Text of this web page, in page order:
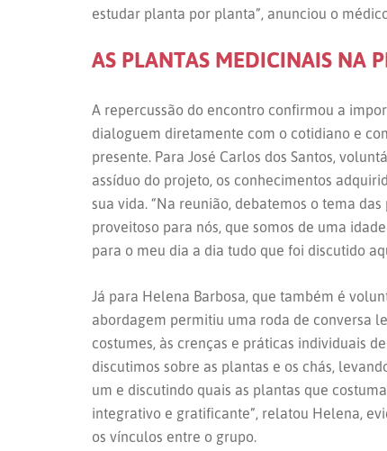
estudar planta por planta”, anunciou o
AS PLANTAS MEDICINAIS NA
A repercussão do encontro confirmou a
dialoguem diretamente com o cotidiano e
presente. Para José Carlos dos Santos,
assíduo do projeto, os conhecimentos
sua vida. “Na reunião, debatemos o tema
proveitoso para nós, que somos de uma
para o meu dia a dia tudo que foi discutido
Já para Helena Barbosa, que também é
abordagem permitiu uma roda de conversa
costumes, às crenças e práticas individuais
discutimos sobre as plantas e os chás,
um e discutindo quais as plantas que
integrativo e gratificante”, relatou Helena,
os vínculos entre o grupo.